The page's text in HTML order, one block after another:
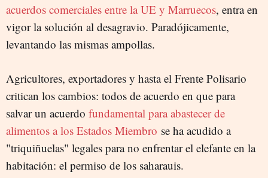
acuerdos comerciales entre la UE y Marruecos, entra en
vigor la solución al desagravio. Paradójicamente,
levantando las mismas ampollas.
Agricultores, exportadores y hasta el Frente Polisario
critican los cambios: todos de acuerdo en que para
salvar un acuerdo fundamental para abastecer de
alimentos a los Estados Miembro se ha acudido a
"triquiñuelas" legales para no enfrentar el elefante en la
habitación: el permiso de los saharauis.